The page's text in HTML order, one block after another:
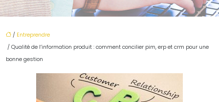
/ Entreprendre
/ Qualité de l’information produit : comment concilier pim, erp et crm pour une
bonne gestion